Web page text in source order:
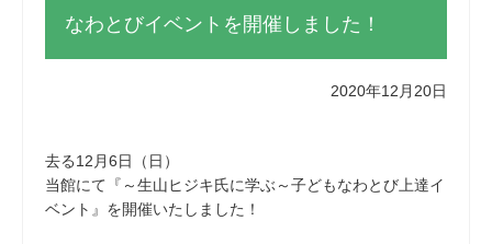
なわとびイベントを開催しました！
2020年12月20日
去る12月6日（日）
当館にて『～生山ヒジキ氏に学ぶ～子どもなわとび上達イ
ベント』を開催いたしました！